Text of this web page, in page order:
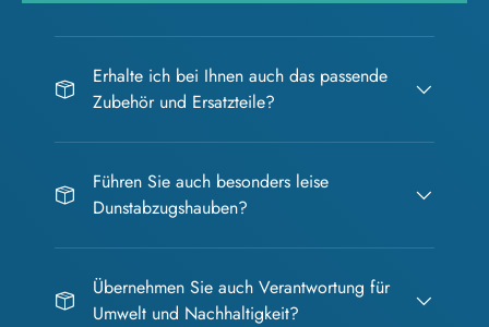
Erhalte ich bei Ihnen auch das passende
Zubehör und Ersatzteile?
Führen Sie auch besonders leise
Dunstabzugshauben?
Übernehmen Sie auch Verantwortung für
Umwelt und Nachhaltigkeit?